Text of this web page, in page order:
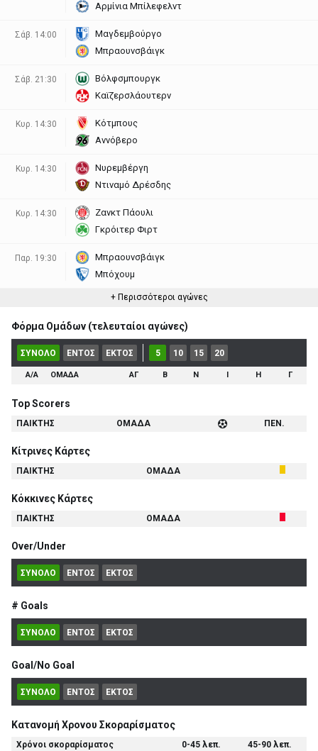
Αρμίνια Μπίλεφελντ
Σάβ. 14:00
Μαγδεμβούργο
Μπραουνσβάιγκ
Σάβ. 21:30
Βόλφσμπουργκ
Καϊζερσλάουτερν
Κυρ. 14:30
Κότμπους
Αννόβερο
Κυρ. 14:30
Νυρεμβέργη
Ντιναμό Δρέσδης
Κυρ. 14:30
Ζανκτ Πάουλι
Γκρόιτερ Φιρτ
Παρ. 19:30
Μπραουνσβάιγκ
Μπόχουμ
+ Περισσότεροι αγώνες
Φόρμα Ομάδων (τελευταίοι αγώνες)
ΣΥΝΟΛΟ ΕΝΤΟΣ ΕΚΤΟΣ 5 10 15 20
Α/Α ΟΜΑΔΑ ΑΓ Β Ν Ι Η Γ
Top Scorers
ΠΑΙΚΤΗΣ ΟΜΑΔΑ ΠΕΝ.
Κίτρινες Κάρτες
ΠΑΙΚΤΗΣ ΟΜΑΔΑ
Κόκκινες Κάρτες
ΠΑΙΚΤΗΣ ΟΜΑΔΑ
Over/Under
ΣΥΝΟΛΟ ΕΝΤΟΣ ΕΚΤΟΣ
# Goals
ΣΥΝΟΛΟ ΕΝΤΟΣ ΕΚΤΟΣ
Goal/No Goal
ΣΥΝΟΛΟ ΕΝΤΟΣ ΕΚΤΟΣ
Κατανομή Χρονου Σκοραρίσματος
Χρόνοι σκοραρίσματος 0-45 λεπ. 45-90 λεπ.